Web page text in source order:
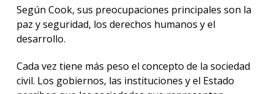
Según Cook, sus preocupaciones principales son la
paz y seguridad, los derechos humanos y el
desarrollo.
Cada vez tiene más peso el concepto de la sociedad
civil. Los gobiernos, las instituciones y el Estado